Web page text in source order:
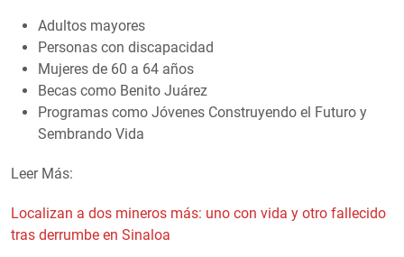
Adultos mayores
Personas con discapacidad
Mujeres de 60 a 64 años
Becas como Benito Juárez
Programas como Jóvenes Construyendo el Futuro y
Sembrando Vida
Leer Más:
Localizan a dos mineros más: uno con vida y otro fallecido
tras derrumbe en Sinaloa